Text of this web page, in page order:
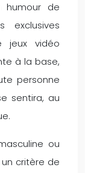
humour de
exclusives
jeux vidéo
à la base,
personne
sentira, au
ou
critère de